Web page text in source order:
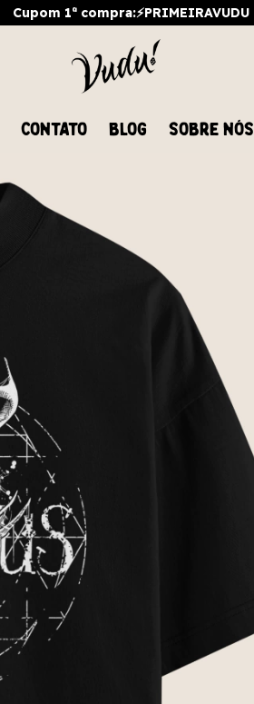
Cupom 1ª compra:⚡PRIMEIRAVUDU
CONTATO BLOG SOBRE NÓS